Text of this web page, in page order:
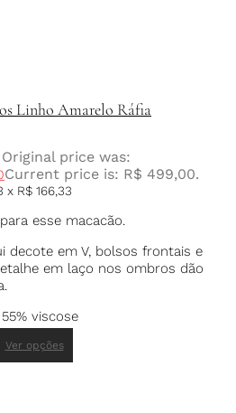
Linho Amarelo Ráfia
Original price was:
Current price is: R$ 499,00.
x R$ 166,33
esse macacão.
decote em V, bolsos frontais e
em laço nos ombros dão
viscose
Ver opções